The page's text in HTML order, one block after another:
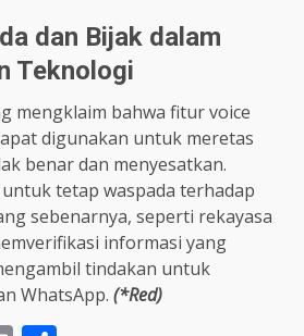
dan Bijak dalam
Teknologi
mengklaim bahwa fitur voice
digunakan untuk meretas
benar dan menyesatkan.
tetap waspada terhadap
sebenarnya, seperti rekayasa
informasi yang
tindakan untuk
WhatsApp. (*Red)